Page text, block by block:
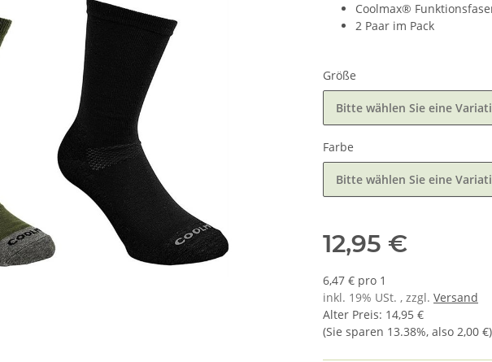
Coolmax®
2 Paar im Pack
Größe
Bitte wählen Sie eine
Farbe
Bitte wählen Sie eine
12,95 €
6,47 € pro 1
inkl. 19% USt. , zzgl. Versand
Alter Preis: 14,95 €
(Sie sparen 13.38%, also 2,00 €)